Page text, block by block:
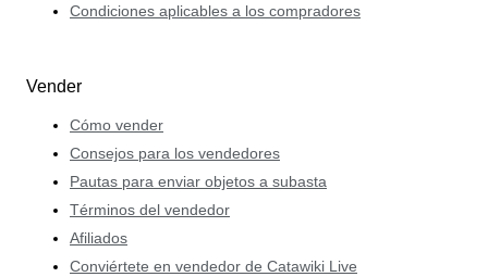
Condiciones aplicables a los compradores
Vender
Cómo vender
Consejos para los vendedores
Pautas para enviar objetos a subasta
Términos del vendedor
Afiliados
Conviértete en vendedor de Catawiki Live